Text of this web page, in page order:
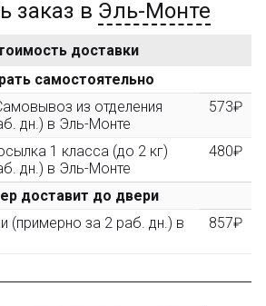
10%
постоянную скидку на все
- 10%
до 10%
сборки купленного
дополнительную скидку
набора (не дороже 10
заказ в Эль-Монте
доставки
самостоятельно
из отделения
дн.) в Эль-Монте
573₽
1 класса (до 2 кг)
дн.) в Эль-Монте
480₽
доставит до двери
(примерно за 2 раб. дн.) в
857₽